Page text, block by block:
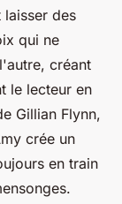
des
qui ne
créant
le lecteur en
Gillian Flynn,
crée un
en train